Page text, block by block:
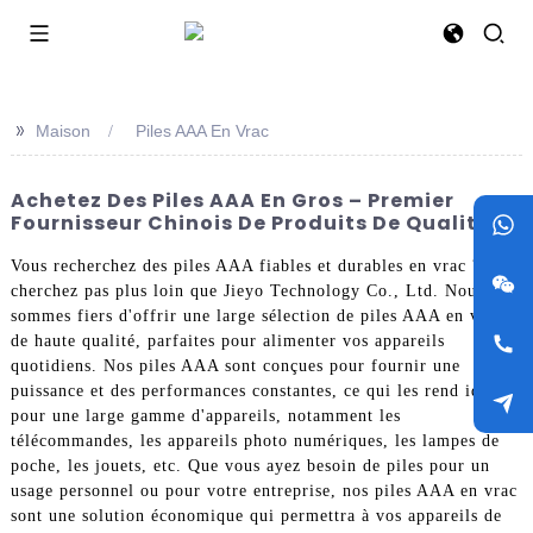
>> Maison Piles AAA En Vrac
Achetez Des Piles AAA En Gros – Premier
Fournisseur Chinois De Produits De Qualité
Vous recherchez des piles AAA fiables et durables en vrac ? Ne
cherchez pas plus loin que Jieyo Technology Co., Ltd. Nous
sommes fiers d'offrir une large sélection de piles AAA en vrac
de haute qualité, parfaites pour alimenter vos appareils
quotidiens. Nos piles AAA sont conçues pour fournir une
puissance et des performances constantes, ce qui les rend idéales
pour une large gamme d'appareils, notamment les
télécommandes, les appareils photo numériques, les lampes de
poche, les jouets, etc. Que vous ayez besoin de piles pour un
usage personnel ou pour votre entreprise, nos piles AAA en vrac
sont une solution économique qui permettra à vos appareils de